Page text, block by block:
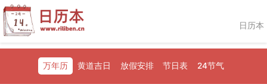
日历本
万年历 黄道吉日 放假安排 节日表 24节气